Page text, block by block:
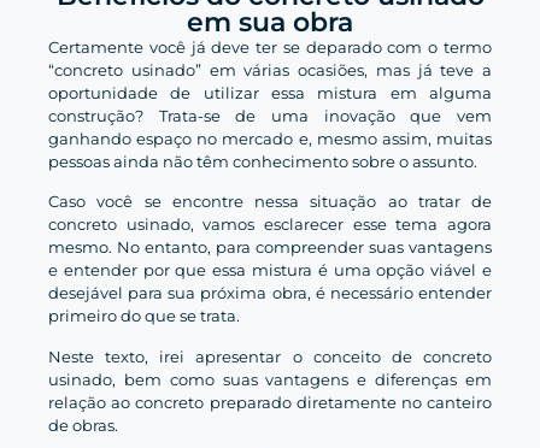
em sua obra
Certamente você já deve ter se deparado com o termo
“concreto usinado” em várias ocasiões, mas já teve a
oportunidade de utilizar essa mistura em alguma
construção? Trata-se de uma inovação que vem
ganhando espaço no mercado e, mesmo assim, muitas
pessoas ainda não têm conhecimento sobre o assunto.
Caso você se encontre nessa situação ao tratar de
concreto usinado, vamos esclarecer esse tema agora
mesmo. No entanto, para compreender suas vantagens
e entender por que essa mistura é uma opção viável e
desejável para sua próxima obra, é necessário entender
primeiro do que se trata.
Neste texto, irei apresentar o conceito de concreto
usinado, bem como suas vantagens e diferenças em
relação ao concreto preparado diretamente no canteiro
de obras.